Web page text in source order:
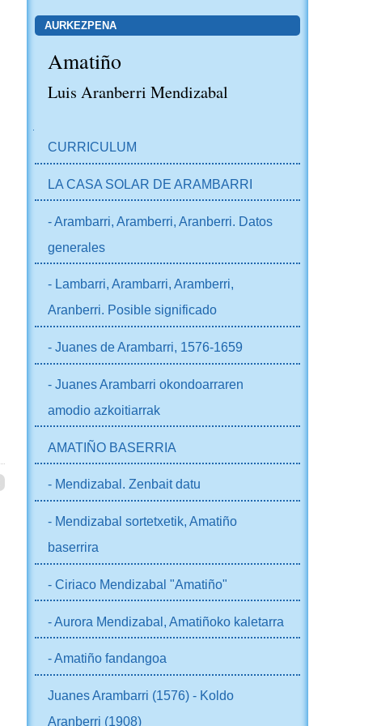
AURKEZPENA
Amatiño
Luis Aranberri Mendizabal
CURRICULUM
LA CASA SOLAR DE ARAMBARRI
- Arambarri, Aramberri, Aranberri. Datos
generales
- Lambarri, Arambarri, Aramberri,
Aranberri. Posible significado
- Juanes de Arambarri, 1576-1659
- Juanes Arambarri okondoarraren
amodio azkoitiarrak
AMATIÑO BASERRIA
- Mendizabal. Zenbait datu
- Mendizabal sortetxetik, Amatiño
baserrira
- Ciriaco Mendizabal "Amatiño"
- Aurora Mendizabal, Amatiñoko kaletarra
- Amatiño fandangoa
Juanes Arambarri (1576) - Koldo
Aranberri (1908)